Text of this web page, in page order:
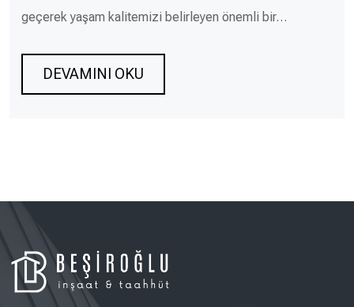
geçerek yaşam kalitemizi belirleyen önemli bir…
DEVAMINI OKU